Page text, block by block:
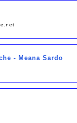
- Meana Sardo